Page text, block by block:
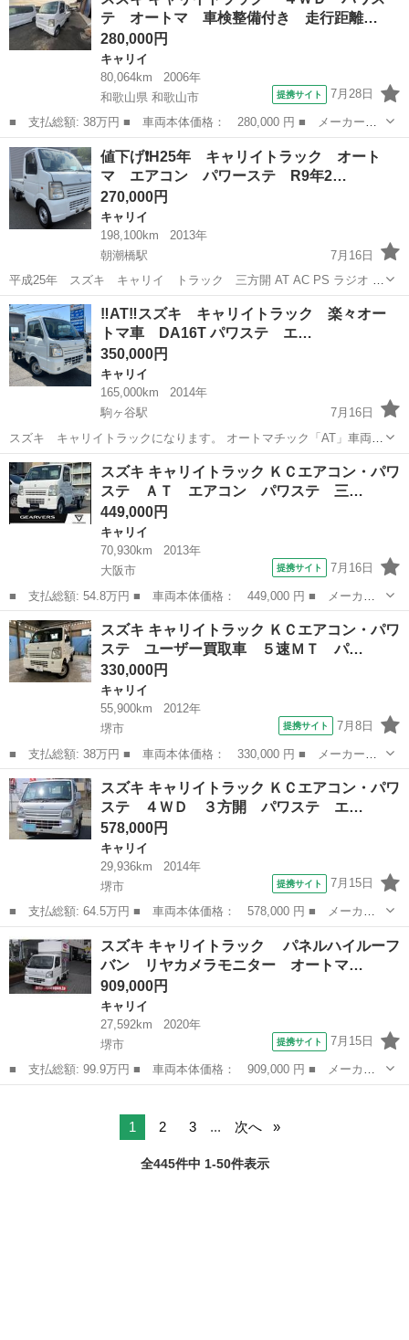
客様乗り換え下取...テ オートマ 車検整備付き 走行距離…
280,000円
キャリイ
80,064km
2006年
和歌山県 和歌山市
提携サイト 7月28日
■ 支払総額: 38万円 ■ 車両本体価格： 280,000 円 ■ メーカー
名： スズキ ■ 車種名： キャリイトラック ■ グレード名：
４ＷＤ パワステ オートマ 車検整備付き 走行距離８００６４ｋ
ｍ ■ 排気量：...
和歌山 和歌山市 キャリイ
値下げ❗️H25年 キャリイトラック オート
マ エアコン パワーステ R9年2…
270,000円
キャリイ
198,100km
2013年
朝潮橋駅
7月16日
平成25年 スズキ キャリイ トラック 三方開 AT AC PS ラジオ 車
検令和9年2月20日 走行198100Km タイミングチェーン車 多走行です
が機関良好 外装艶も有り綺麗だと思います 小傷位で...
大阪 大阪市 朝潮橋駅 キャリイ キャリイトラック
‼️AT‼️スズキ キャリイトラック 楽々オー
トマ車 DA16T パワステ エ…
350,000円
キャリイ
165,000km
2014年
駒ヶ谷駅
7月16日
スズキ キャリイトラックになります。 オートマチック「AT」車両で
すので 限定免許の方もお乗り頂けます。 4ナンバー貨物車両で毎年の
税金もお安いです。 スズキの上部で燃費の良い R06A型エンジン搭載
です。 パワステ...
大阪 羽曳野市 駒ヶ谷駅 キャリイ
スズキ キャリイトラック ＫＣエアコン・パワ
ステ ＡＴ エアコン パワステ 三…
449,000円
キャリイ
70,930km
2013年
大阪市
提携サイト 7月16日
■ 支払総額: 54.8万円 ■ 車両本体価格： 449,000 円 ■ メーカー
名： スズキ ■ 車種名： キャリイトラック ■ グレード名： Ｋ
Ｃエアコン・パワステ ＡＴ エアコン パワステ 三方開 純正ラ
ジオチューナ...
大阪 大阪市 キャリイ
スズキ キャリイトラック ＫＣエアコン・パワ
ステ ユーザー買取車 ５速ＭＴ パ…
330,000円
キャリイ
55,900km
2012年
堺市
提携サイト 7月8日
■ 支払総額: 38万円 ■ 車両本体価格： 330,000 円 ■ メーカー
名： スズキ ■ 車種名： キャリイトラック ■ グレード名： Ｋ
Ｃエアコン・パワステ ユーザー買取車 ５速ＭＴ パワステ エア
コン ＥＴＣ 三...
大阪 堺市 キャリイ
スズキ キャリイトラック ＫＣエアコン・パワ
ステ ４ＷＤ ３方開 パワステ エ…
578,000円
キャリイ
29,936km
2014年
堺市
提携サイト 7月15日
■ 支払総額: 64.5万円 ■ 車両本体価格： 578,000 円 ■ メーカー
名： スズキ ■ 車種名： キャリイトラック ■ グレード名： Ｋ
Ｃエアコン・パワステ ４ＷＤ ３方開 パワステ エアコン エア
バック ラジ...
大阪 堺市 キャリイ
スズキ キャリイトラック パネルハイルーフ
バン リヤカメラモニター オートマ…
909,000円
キャリイ
27,592km
2020年
堺市
提携サイト 7月15日
■ 支払総額: 99.9万円 ■ 車両本体価格： 909,000 円 ■ メーカー
名： スズキ ■ 車種名： キャリイトラック ■ グレード名：
1 2 3 ... 次へ
全445件中 1-50件表示